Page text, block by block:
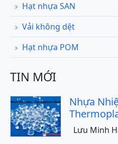
Hạt nhựa SAN
Vải không dệt
Hạt nhựa POM
TIN MỚI
Nhựa
Lưu Minh